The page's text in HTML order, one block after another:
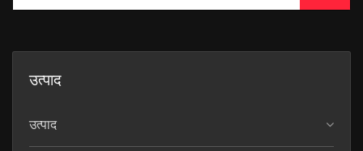
उत्पाद
उत्पाद